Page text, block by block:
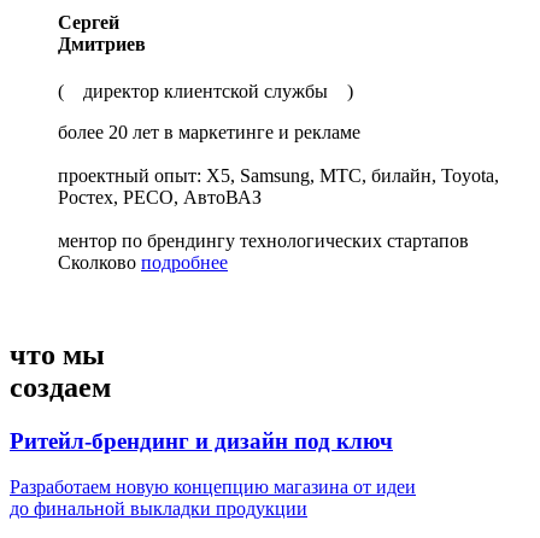
Сергей
Дмитриев
( директор клиентской службы )
более 20 лет в маркетинге и рекламе
проектный опыт: X5, Samsung, МТС, билайн, Toyota,
Ростех, РЕСО, АвтоВАЗ
ментор по брендингу технологических стартапов
Сколково подробнее
что мы
создаем
Ритейл-брендинг и дизайн под ключ
Разработаем новую концепцию магазина от идеи
до финальной выкладки продукции